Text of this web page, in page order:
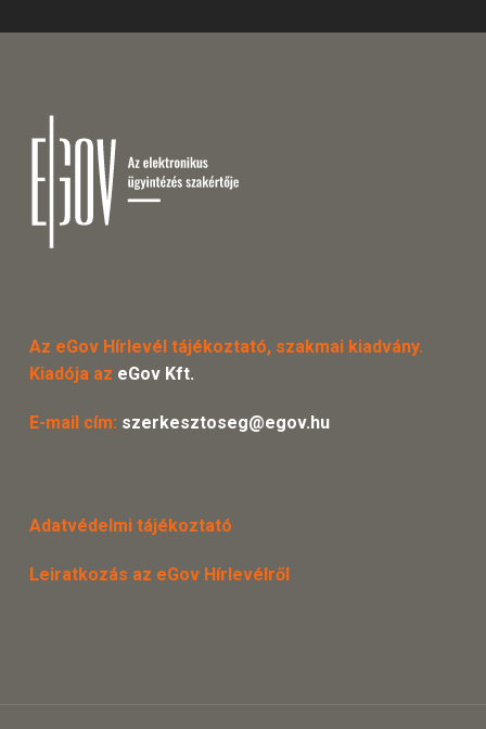
Az eGov Hírlevél tájékoztató, szakmai kiadvány.
Kiadója az eGov Kft.
E-mail cím: szerkesztoseg@egov.hu
Adatvédelmi tájékoztató
Leiratkozás az eGov Hírlevélről